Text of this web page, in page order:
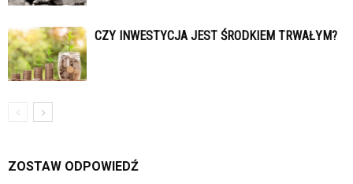
CZY INWESTYCJA JEST ŚRODKIEM TRWAŁYM?
ZOSTAW ODPOWIEDŹ